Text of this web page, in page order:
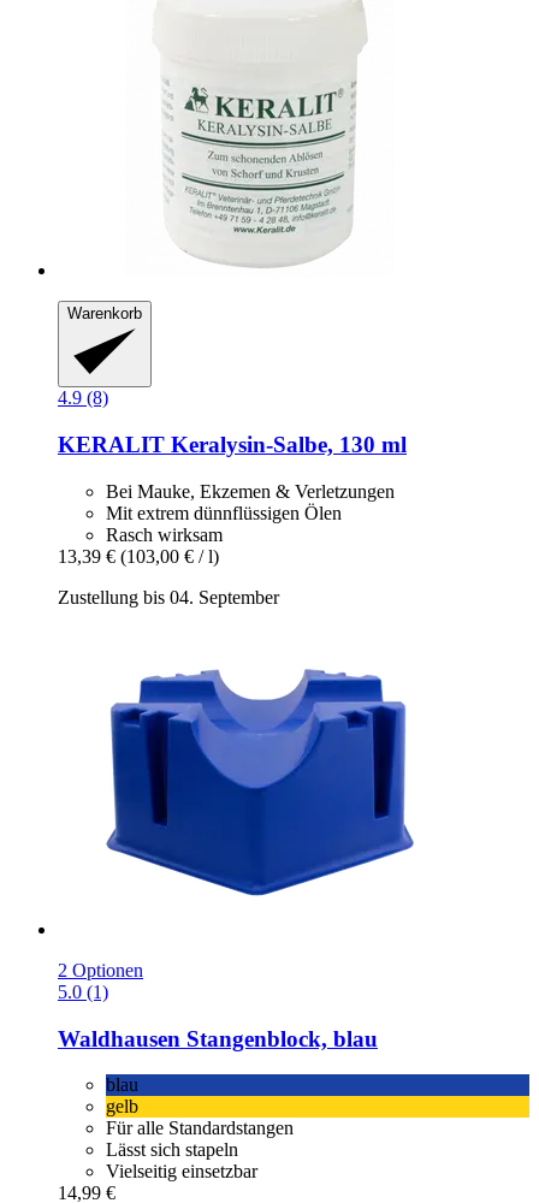
Warenkorb
4.9 (8)
KERALIT Keralysin-​Salbe, 130 ml
Bei Mauke, Ekzemen & Verletzungen
Mit extrem dünnflüssigen Ölen
Rasch wirksam
13,39 € (103,00 € / l)
Zustellung bis 04. September
2 Optionen
5.0 (1)
Waldhausen Stangenblock, blau
blau
gelb
Für alle Standardstangen
Lässt sich stapeln
Vielseitig einsetzbar
14,99 €